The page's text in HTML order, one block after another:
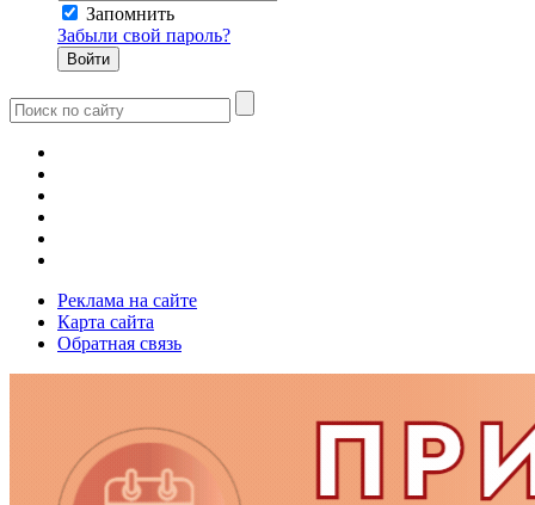
Запомнить
Забыли свой пароль?
Реклама на сайте
Карта сайта
Обратная связь